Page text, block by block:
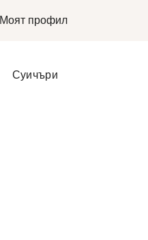
Моят профил
Суичъри